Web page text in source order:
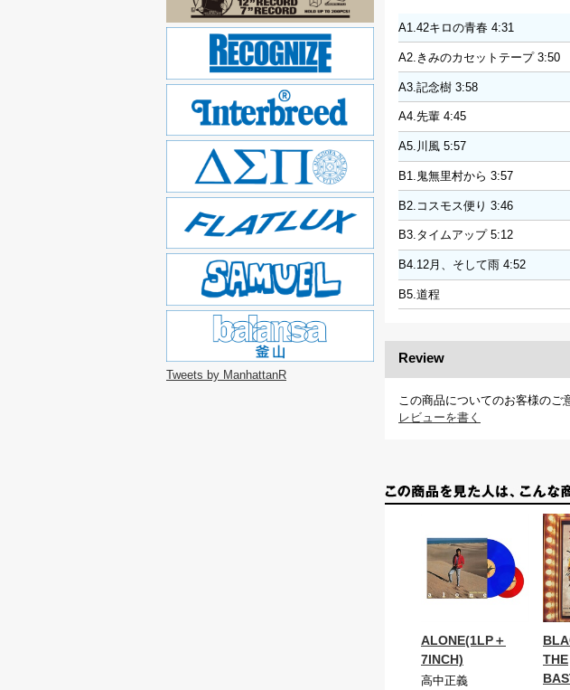
Tweets by ManhattanR
A1.42キロの青春 4:31
A2.きみのカセットテープ 3:50
A3.記念樹 3:58
A4.先輩 4:45
A5.川風 5:57
B1.鬼無里村から 3:57
B2.コスモス便り 3:46
B3.タイムアップ 5:12
B4.12月、そして雨 4:52
B5.道程
Review
この商品についてのお客様のご
レビューを書く
ALONE(1LP＋
7INCH)
高中正義
THE